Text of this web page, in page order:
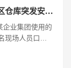
【沙田｜即时】某企业在大围村区仓库突发安全隐患 过半资料疑严重受损
企业集团使用的
现场人员口
严重损毁，初